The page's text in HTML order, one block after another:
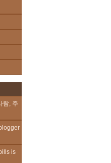
람, 주
is